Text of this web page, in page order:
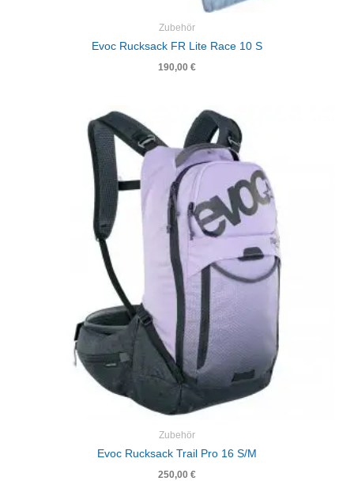
Zubehör
Evoc Rucksack FR Lite Race 10 S
190,00 €
Zubehör
Evoc Rucksack Trail Pro 16 S/M
250,00 €